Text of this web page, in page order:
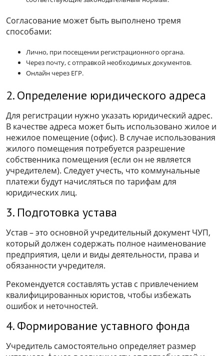
Согласование может быть выполнено тремя
способами:
Лично, при посещении регистрационного органа.
Через почту, с отправкой необходимых документов.
Онлайн через ЕГР.
2. Определение юридического адреса
Для регистрации нужно указать юридический адрес.
В качестве адреса может быть использовано жилое и
нежилое помещение (офис). В случае использования
жилого помещения потребуется разрешение
собственника помещения (если он не является
учредителем). Следует учесть, что коммунальные
платежи будут начисляться по тарифам для
юридических лиц.
3. Подготовка устава
Устав – это основной учредительный документ ЧУП,
который должен содержать полное наименование
предприятия, цели и виды деятельности, права и
обязанности учредителя.
Рекомендуется составлять устав с привлечением
квалифицированных юристов, чтобы избежать
ошибок и неточностей.
4. Формирование уставного фонда
Учредитель самостоятельно определяет размер